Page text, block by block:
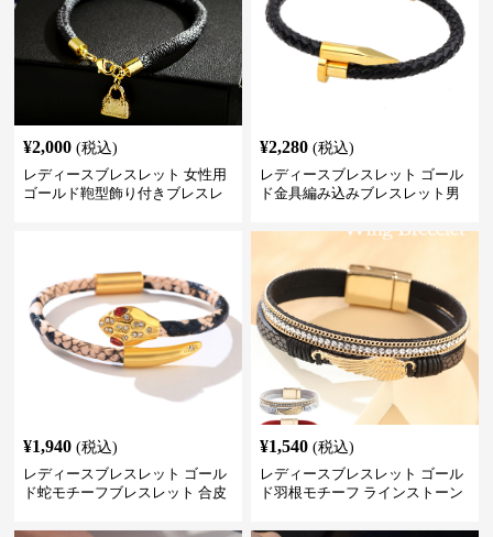
¥2,000 (税込)
レディースブレスレット 女性用
ゴールド鞄型飾り付きブレスレ
¥2,280 (税込)
レディースブレスレット ゴール
ド金具編み込みブレスレット男
¥1,940 (税込)
レディースブレスレット ゴール
ド蛇モチーフブレスレット 合皮
¥1,540 (税込)
レディースブレスレット ゴール
ド羽根モチーフ ラインストーン